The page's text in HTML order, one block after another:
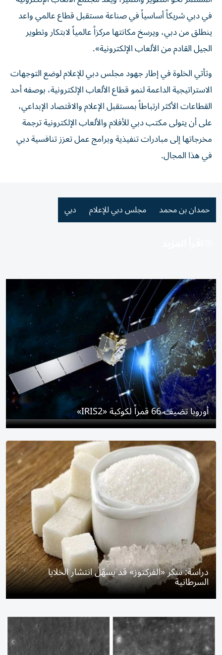
في دبي شريكاً أساسياً في صناعة مستقبل قطاع عالمي واعد
ينطلق من دبي، ويرسخ مكانتها مركزاً عالمياً لابتكار وتطوير
الجيل القادم من الألعاب الإلكترونية».
وتأتي الخلوة في إطار جهود مجلس دبي للإعلام لوضع التوجهات
الاستراتيجية الداعمة لنمو قطاع الألعاب الإلكترونية، بوصفه أحد
القطاعات الأكثر ارتباطاً بمستقبل الإعلام والاقتصاد الإبداعي،
على أن يتولى مكتب دبي للأفلام والألعاب الإلكترونية ترجمة
مخرجاتها إلى مبادرات تنفيذية وبرامج عمل تعزز تنافسية دبي
في هذا المجال.
حمدان بن محمد مجلس دبي للإعلام دبي
أوروبا تضيف 66 قمراً لكوكبة «IRIS2»
دراسة: سكر «الفركتوز» قد يسهّل انتشار الخلايا
السرطانية